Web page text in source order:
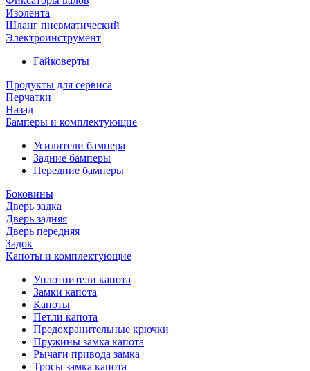
Изолента
Шланг пневматический
Электроинструмент
Гайковерты
Продукты для сервиса
Перчатки
Назад
Бамперы и комплектующие
Усилители бампера
Задние бамперы
Передние бамперы
Боковины
Дверь задка
Дверь задняя
Дверь передняя
Задок
Капоты и комплектующие
Уплотнители капота
Замки капота
Капоты
Петли капота
Предохранительные крючки
Пружины замка капота
Рычаги привода замка
Тросы замка капота